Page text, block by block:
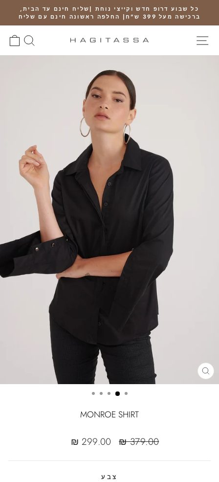
content
Pause
כל שבוע דרופ חדש וקייצי נוחת |שליח חינם עד הבית,
ברכישה מעל 399 ש"ח| החלפה ראשונה חינם עם שליח
SITE NAVIGATION חיפוש
MONROE SHIRT
Regular
379.00 ₪
Sale
299.00 ₪
צבע
CLOSE
(ESC)